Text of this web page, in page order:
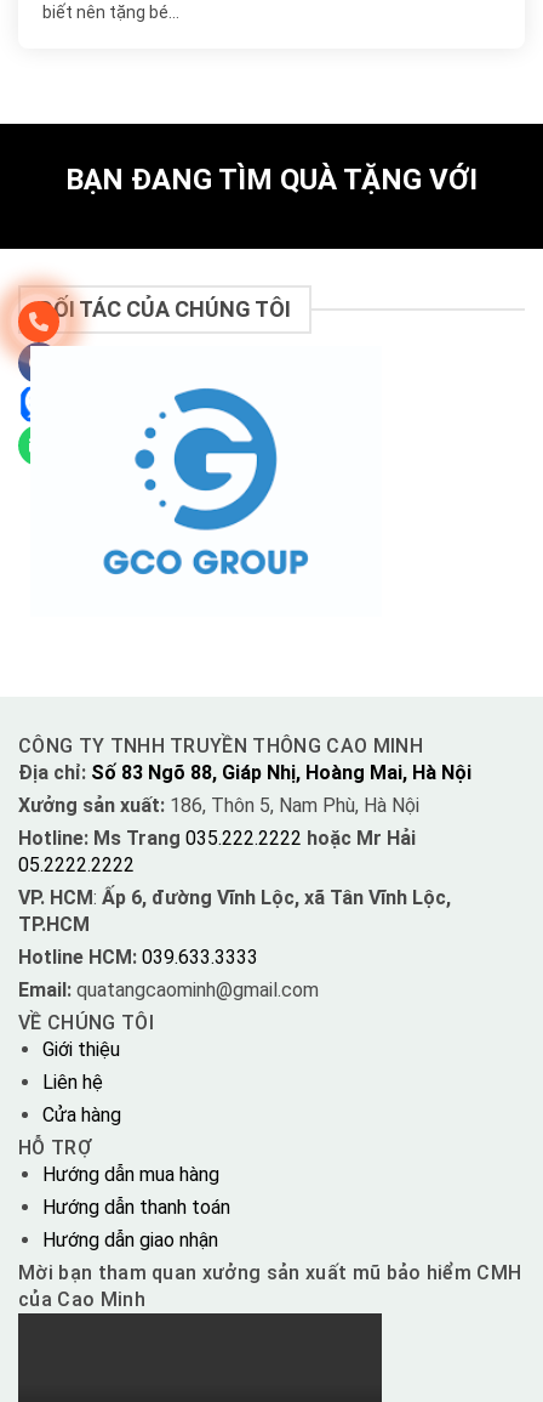
biết nên tặng bé…
BẠN ĐANG TÌM QUÀ TẶNG VỚI
ĐỐI TÁC CỦA CHÚNG TÔI
CÔNG TY TNHH TRUYỀN THÔNG CAO MINH
Địa chỉ: Số 83 Ngõ 88, Giáp Nhị, Hoàng Mai, Hà Nội
Xưởng sản xuất: 186, Thôn 5, Nam Phù, Hà Nội
Hotline: Ms Trang 035.222.2222 hoặc Mr Hải
05.2222.2222
VP. HCM: Ấp 6, đường Vĩnh Lộc, xã Tân Vĩnh Lộc,
TP.HCM
Hotline HCM: 039.633.3333
Email: quatangcaominh@gmail.com
VỀ CHÚNG TÔI
Giới thiệu
Liên hệ
Cửa hàng
HỖ TRỢ
Hướng dẫn mua hàng
Hướng dẫn thanh toán
Hướng dẫn giao nhận
Mời bạn tham quan xưởng sản xuất mũ bảo hiểm CMH
của Cao Minh